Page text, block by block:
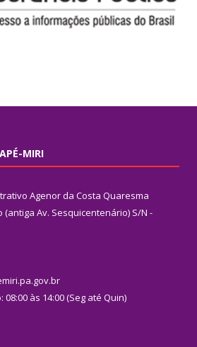
MIRI
Agenor da Costa Quaresma
(antiga Av. Sesquicentenário) S/N -
às 14:00 (Seg até Quin)